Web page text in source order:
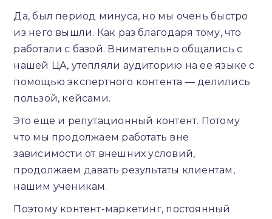
Да, был период минуса, но мы очень быстро
из него вышли. Как раз благодаря тому, что
работали с базой. Внимательно общались с
нашей ЦА, утепляли аудиторию на ее языке с
помощью экспертного контента — делились
пользой, кейсами.
Это еще и репутационный контент. Потому
что мы продолжаем работать вне
зависимости от внешних условий,
продолжаем давать результаты клиентам,
нашим ученикам.
Поэтому контент-маркетинг, постоянный